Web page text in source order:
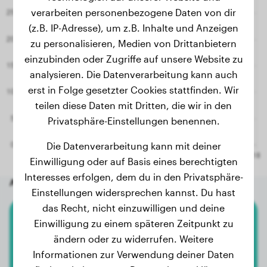
2.8 Monate 9.40 kg
2.7 Monate 9.00 kg
2.5 Monate 8.30 kg
Andere zufällige Hunde
Toy-Pudel
Snoopy
verarbeiten personenbezogene Daten von dir
(z.B. IP-Adresse), um z.B. Inhalte und Anzeigen
zu personalisieren, Medien von Drittanbietern
einzubinden oder Zugriffe auf unsere Website zu
analysieren. Die Datenverarbeitung kann auch
erst in Folge gesetzter Cookies stattfinden. Wir
teilen diese Daten mit Dritten, die wir in den
Privatsphäre-Einstellungen benennen.
Die Datenverarbeitung kann mit deiner
Einwilligung oder auf Basis eines berechtigten
Interesses erfolgen, dem du in den Privatsphäre-
Einstellungen widersprechen kannst. Du hast
das Recht, nicht einzuwilligen und deine
Einwilligung zu einem späteren Zeitpunkt zu
ändern oder zu widerrufen. Weitere
Informationen zur Verwendung deiner Daten